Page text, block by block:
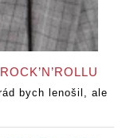
bych lenošil, ale